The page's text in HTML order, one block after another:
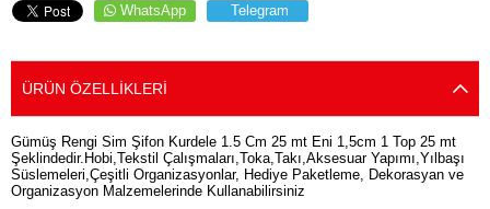
WhatsApp Telegram
ÜRÜN ÖZELLIKLERI
Gümüş Rengi Sim Şifon Kurdele 1.5 Cm 25 mt Eni 1,5cm 1 Top 25 mt
Şeklindedir.Hobi,Tekstil Çalışmaları,Toka,Takı,Aksesuar Yapımı,Yılbaşı
Süslemeleri,Çeşitli Organizasyonlar, Hediye Paketleme, Dekorasyan ve
Organizasyon Malzemelerinde Kullanabilirsiniz